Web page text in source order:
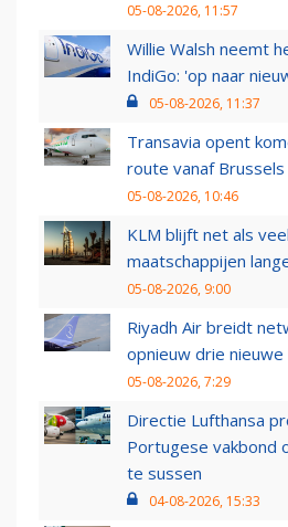
05-08-2026, 11:57
Willie Walsh neemt
IndiGo: 'op naar
05-08-2026, 11:37
Transavia opent
route vanaf
05-08-2026, 10:46
KLM blijft net als
maatschappijen
05-08-2026, 9:00
Riyadh Air breidt
opnieuw drie
05-08-2026, 7:29
Directie Lufthansa
Portugese vakbond
te sussen
04-08-2026, 15:33